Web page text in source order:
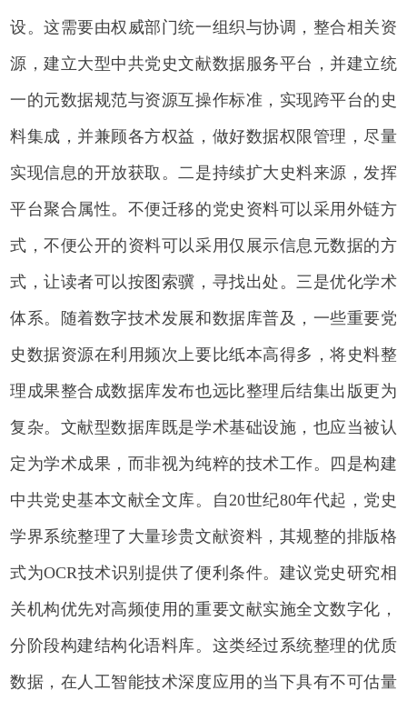
设。这需要由权威部门统一组织与协调，整合相关资
源，建立大型中共党史文献数据服务平台，并建立统
一的元数据规范与资源互操作标准，实现跨平台的史
料集成，并兼顾各方权益，做好数据权限管理，尽量
实现信息的开放获取。二是持续扩大史料来源，发挥
平台聚合属性。不便迁移的党史资料可以采用外链方
式，不便公开的资料可以采用仅展示信息元数据的方
式，让读者可以按图索骥，寻找出处。三是优化学术
体系。随着数字技术发展和数据库普及，一些重要党
史数据资源在利用频次上要比纸本高得多，将史料整
理成果整合成数据库发布也远比整理后结集出版更为
复杂。文献型数据库既是学术基础设施，也应当被认
定为学术成果，而非视为纯粹的技术工作。四是构建
中共党史基本文献全文库。自20世纪80年代起，党史
学界系统整理了大量珍贵文献资料，其规整的排版格
式为OCR技术识别提供了便利条件。建议党史研究相
关机构优先对高频使用的重要文献实施全文数字化，
分阶段构建结构化语料库。这类经过系统整理的优质
数据，在人工智能技术深度应用的当下具有不可估量